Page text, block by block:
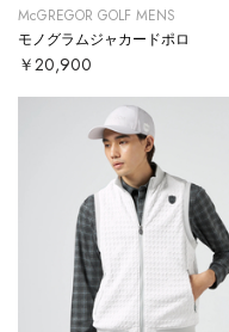
McGREGOR GOLF MENS
モノグラムジャカードポロ
￥20,900